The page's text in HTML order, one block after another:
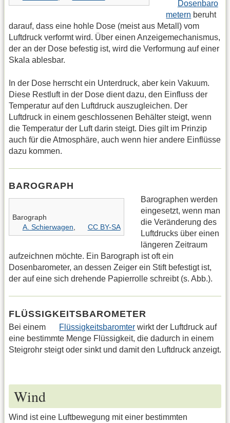
Dosenbaro
metern beruht
darauf, dass eine hohle Dose (meist aus Metall) vom
Luftdruck verformt wird. Über einen Anzeigemechanismus,
der an der Dose befestig ist, wird die Verformung auf einer
Skala ablesbar.
In der Dose herrscht ein Unterdruck, aber kein Vakuum.
Diese Restluft in der Dose dient dazu, den Einfluss der
Temperatur auf den Luftdruck auszugleichen. Der
Luftdruck in einem geschlossenen Behälter steigt, wenn
die Temperatur der Luft darin steigt. Dies gilt im Prinzip
auch für die Atmosphäre, auch wenn hier andere Einflüsse
dazu kommen.
BAROGRAPH
Barograph
A. Schierwagen
CC BY-SA
Barographen werden
eingesetzt, wenn man
die Veränderung des
Luftdrucks über einen
längeren Zeitraum
aufzeichnen möchte. Ein Barograph ist oft ein
Dosenbarometer, an dessen Zeiger ein Stift befestigt ist,
der auf eine sich drehende Papierrolle schreibt (s. Abb.).
FLÜSSIGKEITSBAROMETER
Bei einem Flüssigkeitsbaromter wirkt der Luftdruck auf
eine bestimmte Menge Flüssigkeit, die dadurch in einem
Steigrohr steigt oder sinkt und damit den Luftdruck anzeigt.
Wind
Wind ist eine Luftbewegung mit einer bestimmten